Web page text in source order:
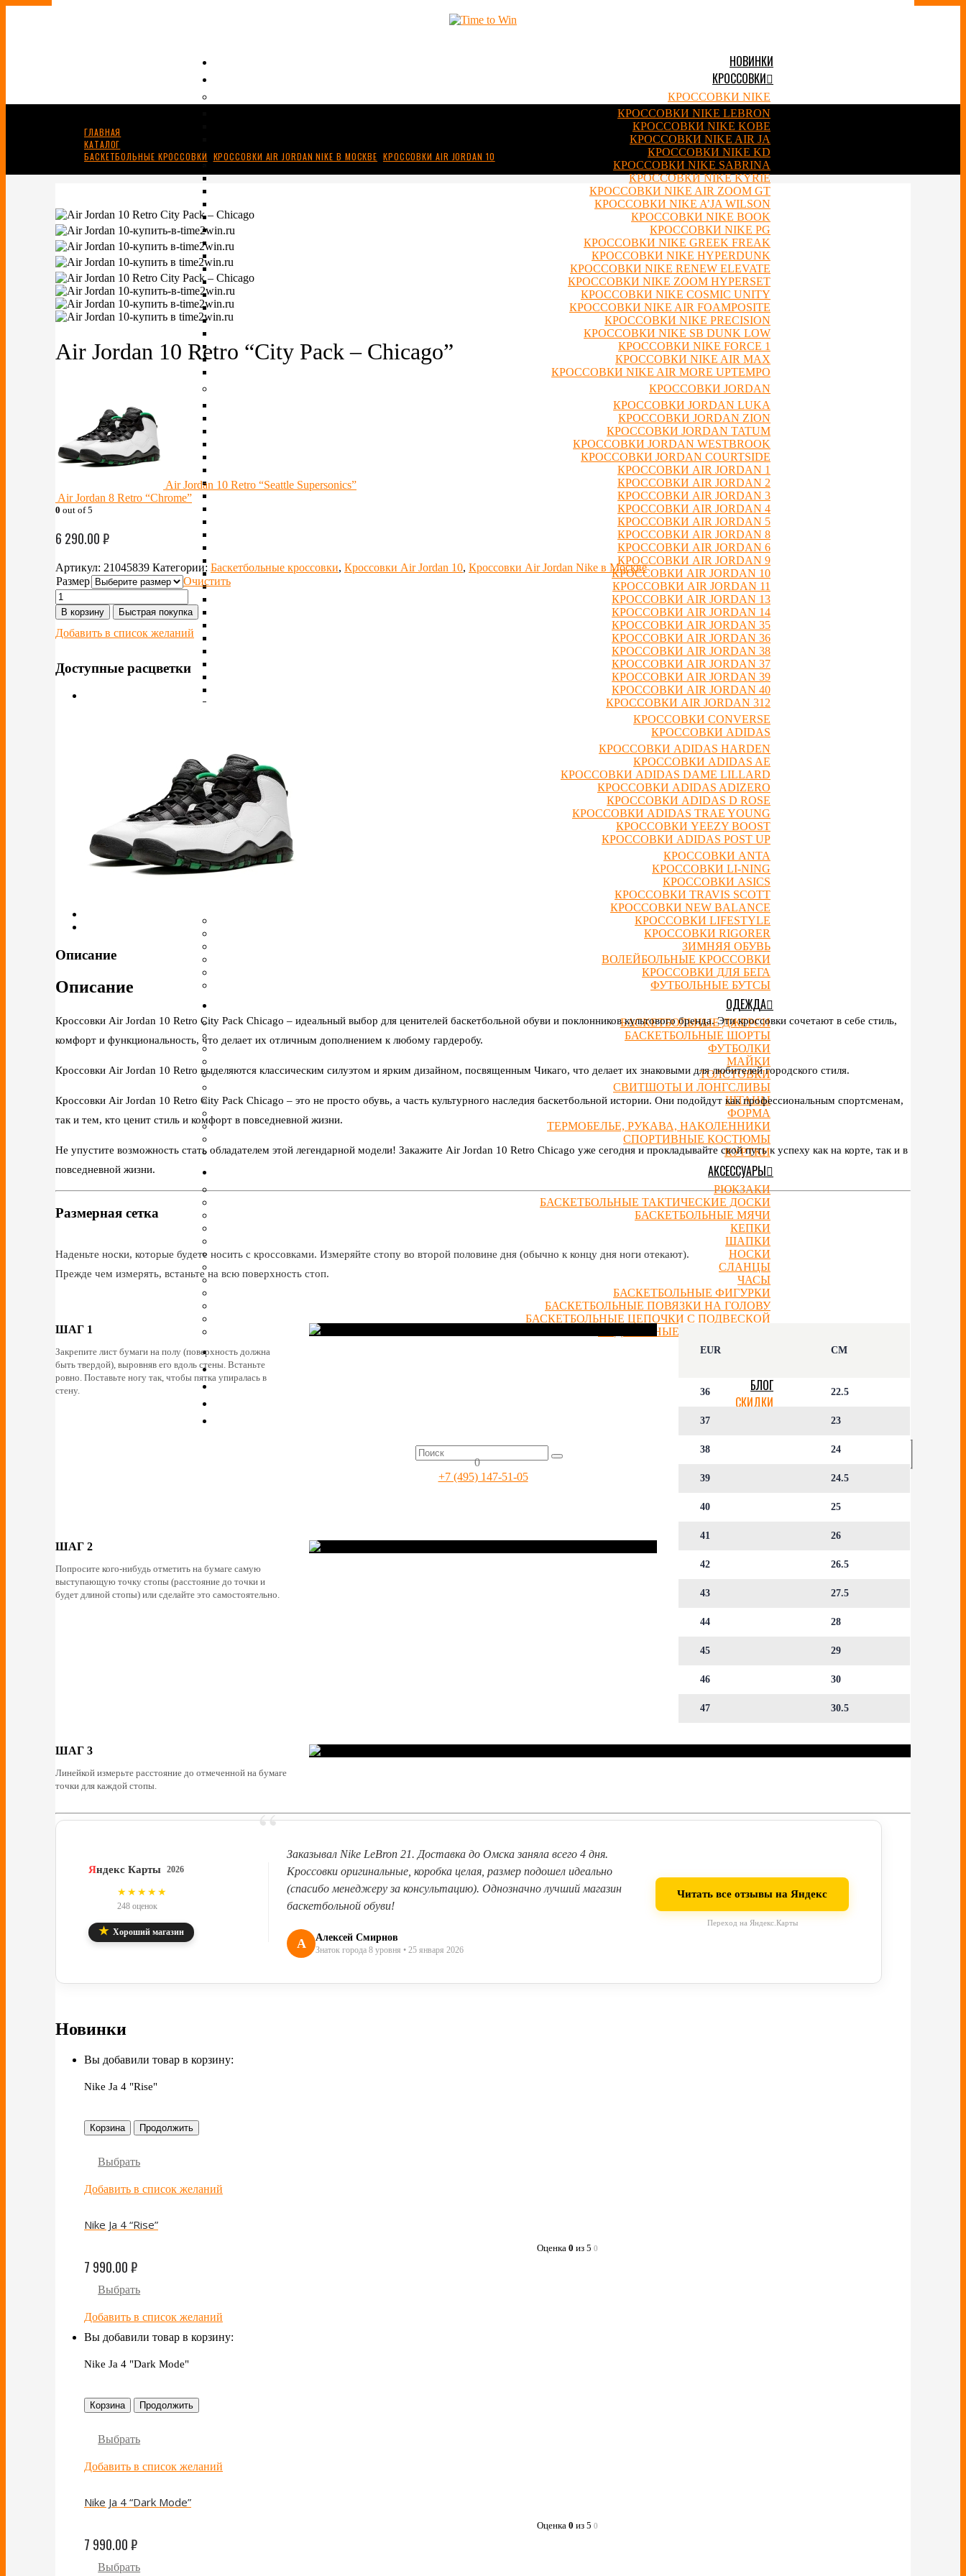
НОВИНКИ
КРОССОВКИ
КРОССОВКИ NIKE
КРОССОВКИ NIKE LEBRON
КРОССОВКИ NIKE KOBE
КРОССОВКИ NIKE AIR JA
КРОССОВКИ NIKE KD
КРОССОВКИ NIKE SABRINA
КРОССОВКИ NIKE KYRIE
КРОССОВКИ NIKE AIR ZOOM GT
КРОССОВКИ NIKE A’JA WILSON
КРОССОВКИ NIKE BOOK
КРОССОВКИ NIKE PG
КРОССОВКИ NIKE GREEK FREAK
КРОССОВКИ NIKE HYPERDUNK
КРОССОВКИ NIKE RENEW ELEVATE
КРОССОВКИ NIKE ZOOM HYPERSET
КРОССОВКИ NIKE COSMIC UNITY
КРОССОВКИ NIKE AIR FOAMPOSITE
КРОССОВКИ NIKE PRECISION
КРОССОВКИ NIKE SB DUNK LOW
КРОССОВКИ NIKE FORCE 1
КРОССОВКИ NIKE AIR MAX
КРОССОВКИ NIKE AIR MORE UPTEMPO
КРОССОВКИ JORDAN
КРОССОВКИ JORDAN LUKA
КРОССОВКИ JORDAN ZION
КРОССОВКИ JORDAN TATUM
КРОССОВКИ JORDAN WESTBROOK
КРОССОВКИ JORDAN COURTSIDE
КРОССОВКИ AIR JORDAN 1
КРОССОВКИ AIR JORDAN 2
КРОССОВКИ AIR JORDAN 3
КРОССОВКИ AIR JORDAN 4
КРОССОВКИ AIR JORDAN 5
КРОССОВКИ AIR JORDAN 8
КРОССОВКИ AIR JORDAN 6
КРОССОВКИ AIR JORDAN 9
КРОССОВКИ AIR JORDAN 10
КРОССОВКИ AIR JORDAN 11
КРОССОВКИ AIR JORDAN 13
КРОССОВКИ AIR JORDAN 14
КРОССОВКИ AIR JORDAN 35
КРОССОВКИ AIR JORDAN 36
КРОССОВКИ AIR JORDAN 38
КРОССОВКИ AIR JORDAN 37
КРОССОВКИ AIR JORDAN 39
КРОССОВКИ AIR JORDAN 40
КРОССОВКИ AIR JORDAN 312
КРОССОВКИ CONVERSE
КРОССОВКИ ADIDAS
КРОССОВКИ ADIDAS HARDEN
КРОССОВКИ ADIDAS AE
КРОССОВКИ ADIDAS DAME LILLARD
КРОССОВКИ ADIDAS ADIZERO
КРОССОВКИ ADIDAS D ROSE
КРОССОВКИ ADIDAS TRAE YOUNG
КРОССОВКИ YEEZY BOOST
КРОССОВКИ ADIDAS POST UP
КРОССОВКИ ANTA
КРОССОВКИ LI-NING
КРОССОВКИ ASICS
КРОССОВКИ TRAVIS SCOTT
КРОССОВКИ NEW BALANCE
КРОССОВКИ LIFESTYLE
КРОССОВКИ RIGORER
ЗИМНЯЯ ОБУВЬ
ВОЛЕЙБОЛЬНЫЕ КРОССОВКИ
КРОССОВКИ ДЛЯ БЕГА
ФУТБОЛЬНЫЕ БУТСЫ
ОДЕЖДА
БАСКЕТБОЛЬНЫЕ ДЖЕРСИ
БАСКЕТБОЛЬНЫЕ ШОРТЫ
ФУТБОЛКИ
МАЙКИ
ТОЛСТОВКИ
СВИТШОТЫ И ЛОНГСЛИВЫ
ШТАНЫ
ФОРМА
ТЕРМОБЕЛЬЕ, РУКАВА, НАКОЛЕННИКИ
СПОРТИВНЫЕ КОСТЮМЫ
КУРТКИ
АКСЕССУАРЫ
РЮКЗАКИ
БАСКЕТБОЛЬНЫЕ ТАКТИЧЕСКИЕ ДОСКИ
БАСКЕТБОЛЬНЫЕ МЯЧИ
КЕПКИ
ШАПКИ
НОСКИ
СЛАНЦЫ
ЧАСЫ
БАСКЕТБОЛЬНЫЕ ФИГУРКИ
БАСКЕТБОЛЬНЫЕ ПОВЯЗКИ НА ГОЛОВУ
БАСКЕТБОЛЬНЫЕ ЦЕПОЧКИ С ПОДВЕСКОЙ
ПОДАРОЧНЫЕ СЕРТИФИКАТЫ
БЛОГ
СКИДКИ
0
+7 (495) 147-51-05
ГЛАВНАЯ
КАТАЛОГ
БАСКЕТБОЛЬНЫЕ КРОССОВКИ КРОССОВКИ AIR JORDAN NIKE В МОСКВЕ КРОССОВКИ AIR JORDAN 10
Air Jordan 10 Retro “City Pack – Chicago”
Air Jordan 10 Retro “Seattle Supersonics”
Air Jordan 8 Retro “Chrome”
0 out of 5
6 290.00₽
Артикул: 21045839 Категории: Баскетбольные кроссовки, Кроссовки Air Jordan 10, Кроссовки Air Jordan Nike в Москве
Размер
Очистить
В корзину Быстрая покупка
Добавить в список желаний
Доступные расцветки
Описание
Описание
Кроссовки Air Jordan 10 Retro City Pack Chicago – идеальный выбор для ценителей баскетбольной обуви и поклонников культового бренда. Эти кроссовки сочетают в себе стиль,
комфорт и функциональность, что делает их отличным дополнением к любому гардеробу.
Кроссовки Air Jordan 10 Retro выделяются классическим силуэтом и ярким дизайном, посвященным Чикаго, что делает их знаковыми для любителей городского стиля.
Кроссовки Air Jordan 10 Retro City Pack Chicago – это не просто обувь, а часть культурного наследия баскетбольной истории. Они подойдут как профессиональным спортсменам,
так и тем, кто ценит стиль и комфорт в повседневной жизни.
Не упустите возможность стать обладателем этой легендарной модели! Закажите Air Jordan 10 Retro Chicago уже сегодня и прокладывайте свой путь к успеху как на корте, так и в
повседневной жизни.
Размерная сетка
Наденьте носки, которые будете носить с кроссовками. Измеряйте стопу во второй половине дня (обычно к концу дня ноги отекают).
Прежде чем измерять, встаньте на всю поверхность стоп.
ШАГ 1
Закрепите лист бумаги на полу (поверхность должна
быть твердой), выровняв его вдоль стены. Встаньте
ровно. Поставьте ногу так, чтобы пятка упиралась в
стену.
EUR CM
36 22.5
37 23
38 24
39 24.5
40 25
41 26
42 26.5
43 27.5
44 28
45 29
46 30
47 30.5
ШАГ 2
Попросите кого-нибудь отметить на бумаге самую
выступающую точку стопы (расстояние до точки и
будет длиной стопы) или сделайте это самостоятельно.
ШАГ 3
Линейкой измерьте расстояние до отмеченной на бумаге
точки для каждой стопы.
Яндекс Карты 2026
★★★★★
248 оценок
★ Хороший магазин
“
Заказывал Nike LeBron 21. Доставка до Омска заняла всего 4 дня.
Кроссовки оригинальные, коробка целая, размер подошел идеально
(спасибо менеджеру за консультацию). Однозначно лучший магазин
баскетбольной обуви!
А Алексей Смирнов
Знаток города 8 уровня • 25 января 2026
Читать все отзывы на Яндекс
Переход на Яндекс.Карты
Новинки
Вы добавили товар в корзину:
Nike Ja 4 "Rise"
Корзина Продолжить
Выбрать
Добавить в список желаний
Nike Ja 4 “Rise”
Оценка 0 из 5 0
7 990.00₽
Выбрать
Добавить в список желаний
Вы добавили товар в корзину:
Nike Ja 4 "Dark Mode"
Корзина Продолжить
Выбрать
Добавить в список желаний
Nike Ja 4 “Dark Mode”
Оценка 0 из 5 0
7 990.00₽
Выбрать